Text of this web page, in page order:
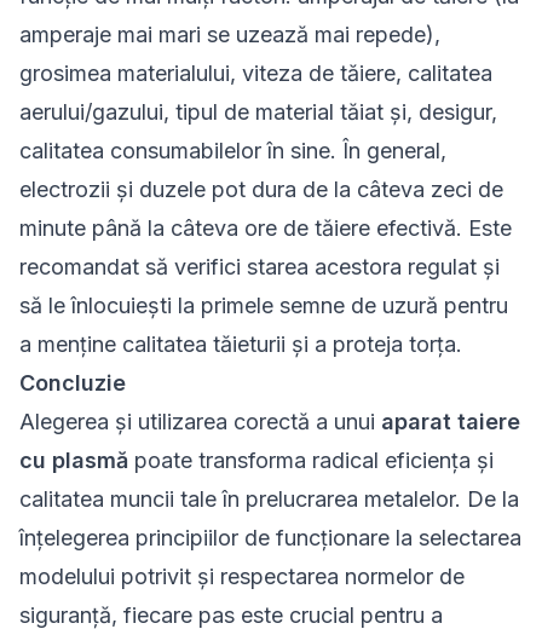
amperaje mai mari se uzează mai repede),
grosimea materialului, viteza de tăiere, calitatea
aerului/gazului, tipul de material tăiat și, desigur,
calitatea consumabilelor în sine. În general,
electrozii și duzele pot dura de la câteva zeci de
minute până la câteva ore de tăiere efectivă. Este
recomandat să verifici starea acestora regulat și
să le înlocuiești la primele semne de uzură pentru
a menține calitatea tăieturii și a proteja torța.
Concluzie
Alegerea și utilizarea corectă a unui aparat taiere
cu plasmă poate transforma radical eficiența și
calitatea muncii tale în prelucrarea metalelor. De la
înțelegerea principiilor de funcționare la selectarea
modelului potrivit și respectarea normelor de
siguranță, fiecare pas este crucial pentru a